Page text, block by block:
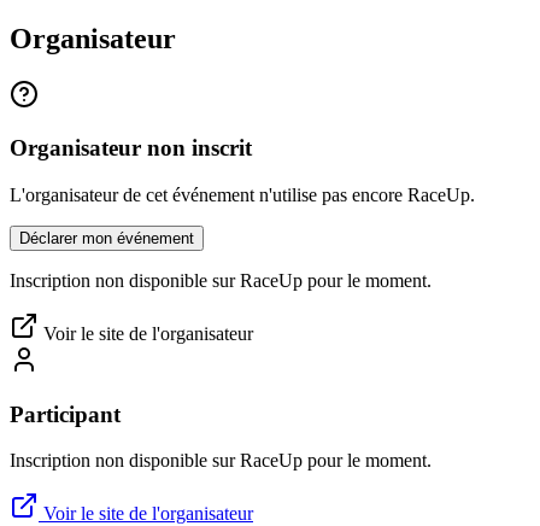
Organisateur
Organisateur non inscrit
L'organisateur de cet événement n'utilise pas encore RaceUp.
Déclarer mon événement
Inscription non disponible sur RaceUp pour le moment.
Voir le site de l'organisateur
Participant
Inscription non disponible sur RaceUp pour le moment.
Voir le site de l'organisateur